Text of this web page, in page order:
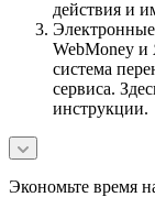
действия и
WebMoney и
система
сервиса.
инструкции.
Экономьте время